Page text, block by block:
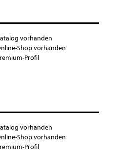
vorhanden
Shop vorhanden
Profil
vorhanden
Shop vorhanden
Profil